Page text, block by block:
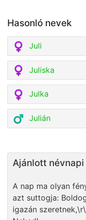
Hasonló nevek
Juli
Juliska
Julka
Julián
Ajánlott
A nap ma olyan
azt suttogja:
igazán